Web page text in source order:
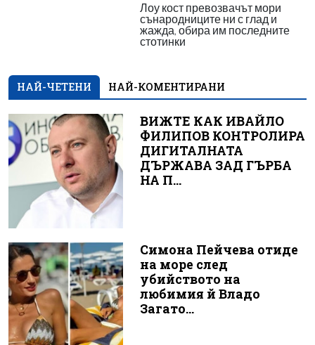
Лоу кост превозвачът мори
сънародниците ни с глад и
жажда, обира им последните
стотинки
НАЙ-ЧЕТЕНИ НАЙ-КОМЕНТИРАНИ
ВИЖТЕ КАК ИВАЙЛО
ФИЛИПОВ КОНТРОЛИРА
ДИГИТАЛНАТА
ДЪРЖАВА ЗАД ГЪРБА
НА П...
Симона Пейчева отиде
на море след
убийството на
любимия й Владо
Загато...